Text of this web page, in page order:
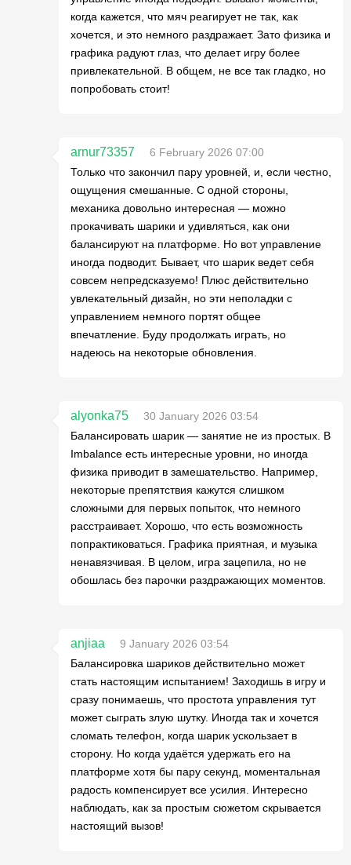
когда кажется, что мяч реагирует не так, как
хочется, и это немного раздражает. Зато физика и
графика радуют глаз, что делает игру более
привлекательной. В общем, не все так гладко, но
попробовать стоит!
arnur73357
6 February 2026 07:00
Только что закончил пару уровней, и, если честно,
ощущения смешанные. С одной стороны,
механика довольно интересная — можно
прокачивать шарики и удивляться, как они
балансируют на платформе. Но вот управление
иногда подводит. Бывает, что шарик ведет себя
совсем непредсказуемо! Плюс действительно
увлекательный дизайн, но эти неполадки с
управлением немного портят общее
впечатление. Буду продолжать играть, но
надеюсь на некоторые обновления.
alyonka75
30 January 2026 03:54
Балансировать шарик — занятие не из простых. В
Imbalance есть интересные уровни, но иногда
физика приводит в замешательство. Например,
некоторые препятствия кажутся слишком
сложными для первых попыток, что немного
расстраивает. Хорошо, что есть возможность
попрактиковаться. Графика приятная, и музыка
ненавязчивая. В целом, игра зацепила, но не
обошлась без парочки раздражающих моментов.
anjiaa
9 January 2026 03:54
Балансировка шариков действительно может
стать настоящим испытанием! Заходишь в игру и
сразу понимаешь, что простота управления тут
может сыграть злую шутку. Иногда так и хочется
сломать телефон, когда шарик ускользает в
сторону. Но когда удаётся удержать его на
платформе хотя бы пару секунд, моментальная
радость компенсирует все усилия. Интересно
наблюдать, как за простым сюжетом скрывается
настоящий вызов!